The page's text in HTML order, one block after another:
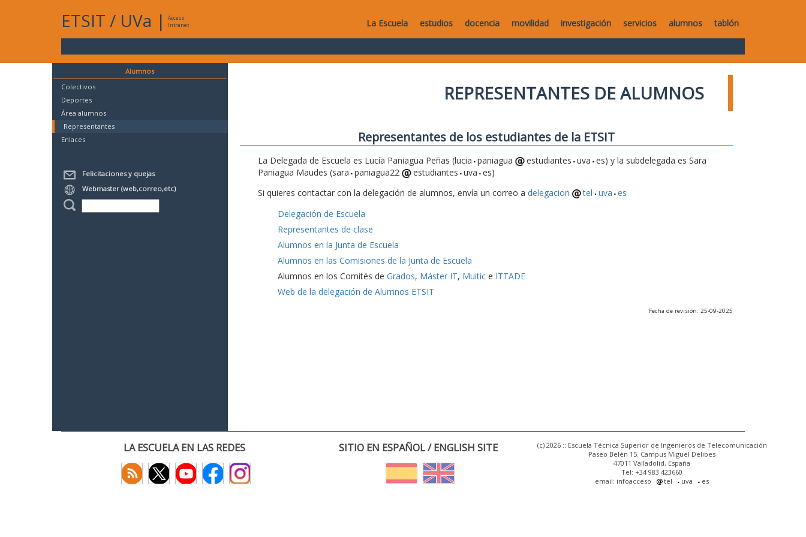
ETSIT / UVa |
Acceso
Intranet
La Escuela estudios docencia movilidad investigación servicios alumnos tablón
Alumnos
Colectivos
Deportes
Área alumnos
Representantes
Enlaces
Felicitaciones y quejas
Webmaster (web,correo,etc)
REPRESENTANTES DE ALUMNOS
Representantes de los estudiantes de la ETSIT
La Delegada de Escuela es Lucía Paniagua Peñas (lucia paniagua estudiantes uva es) y la subdelegada es Sara
Paniagua Maudes (sara paniagua22 estudiantes uva es)
Si quieres contactar con la delegación de alumnos, envía un correo a delegacion tel uva es
Delegación de Escuela
Representantes de clase
Alumnos en la Junta de Escuela
Alumnos en las Comisiones de la Junta de Escuela
Alumnos en los Comités de Grados, Máster IT, Muitice ITTADE
Web de la delegación de Alumnos ETSIT
Fecha de revisión: 25-09-2025
LA ESCUELA EN LAS REDES SITIO EN ESPAÑOL / ENGLISH SITE
(c) 2026 :: Escuela Técnica Superior de Ingenieros de Telecomunicación
Paseo Belén 15. Campus Miguel Delibes
47011 Valladolid, España
Tel: +34 983 423660
email: infoacceso
tel uva es